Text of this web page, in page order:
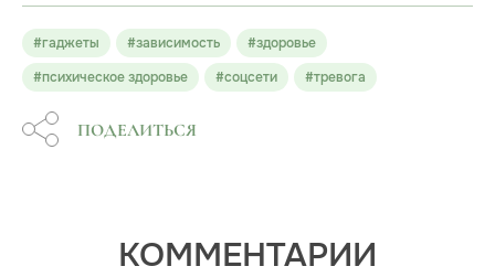
#гаджеты #зависимость
#здоровье
#психическое здоровье
#соцсети #тревога
ПОДЕЛИТЬСЯ
КОММЕНТАРИИ